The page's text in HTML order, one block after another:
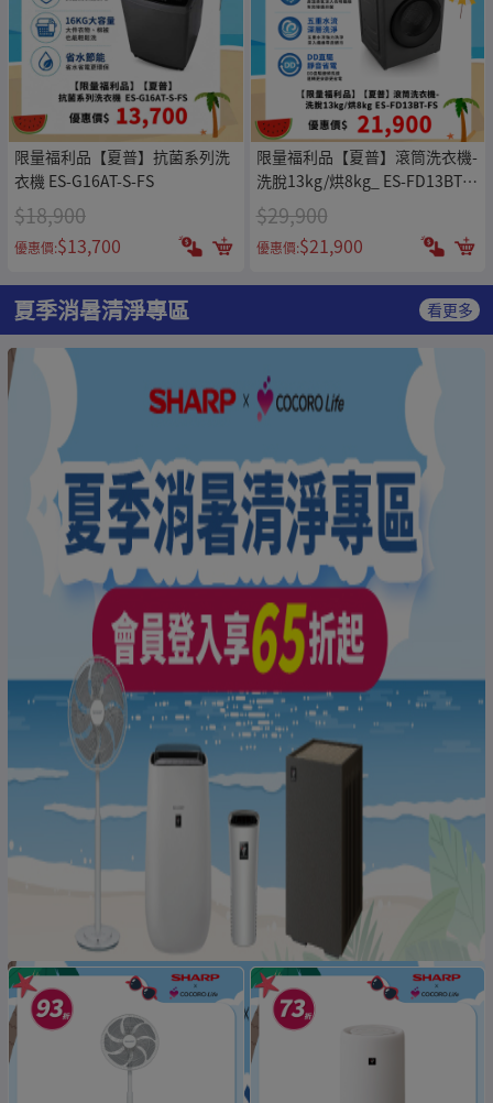
限量福利品【夏普】抗菌系列洗
衣機 ES-G16AT-S-FS
$18,900
優惠價:$13,700
限量福利品【夏普】滾筒洗衣機-
洗脫13kg/烘8kg_ ES-FD13BT-
FS
$29,900
優惠價:$21,900
夏季消暑清淨專區 看更多